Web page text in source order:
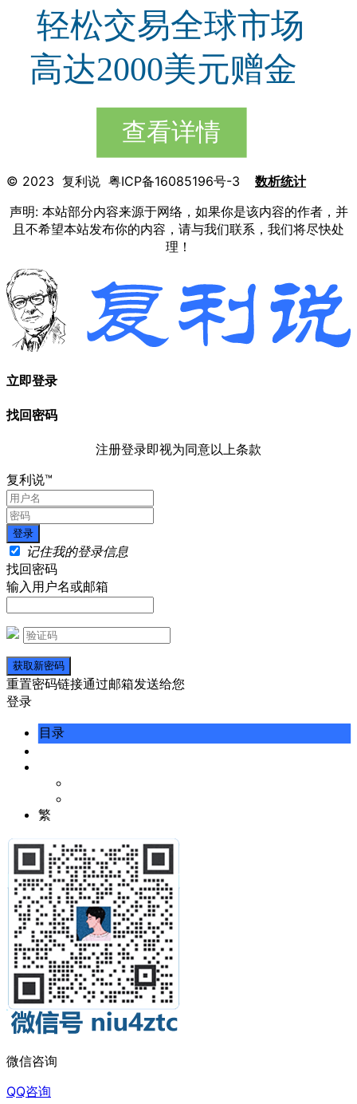
© 2023 复利说 粤ICP备16085196号-3
数析统计
声明: 本站部分内容来源于网络，如果你是该内容的作者，并
且不希望本站发布你的内容，请与我们联系，我们将尽快处
理！
立即登录
找回密码
注册登录即视为同意以上条款
复利说™
记住我的登录信息
找回密码
输入用户名或邮箱
重置密码链接通过邮箱发送给您
登录
目录
繁
微信咨询
QQ咨询